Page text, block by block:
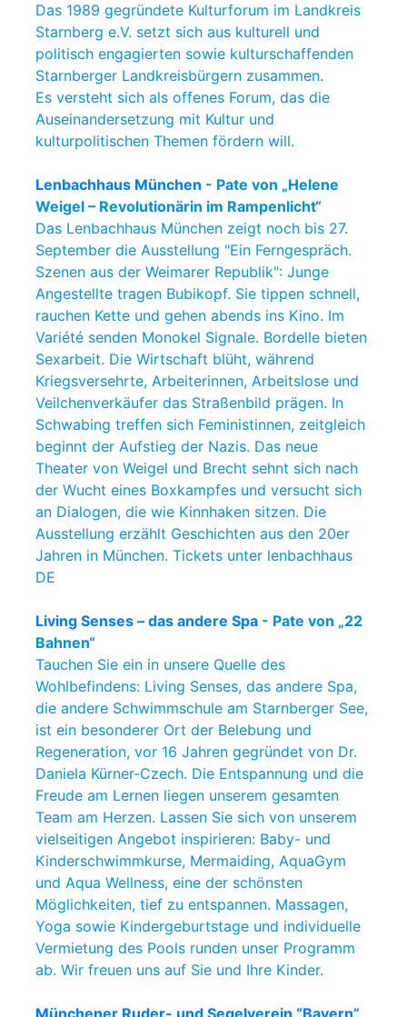
Das 1989 gegründete Kulturforum im Landkreis
Starnberg e.V. setzt sich aus kulturell und
politisch engagierten sowie kulturschaffenden
Starnberger Landkreisbürgern zusammen.
Es versteht sich als offenes Forum, das die
Auseinandersetzung mit Kultur und
kulturpolitischen Themen fördern will.
Lenbachhaus München - Pate von „Helene
Weigel – Revolutionärin im Rampenlicht“
Das Lenbachhaus München zeigt noch bis 27.
September die Ausstellung "Ein Ferngespräch.
Szenen aus der Weimarer Republik": Junge
Angestellte tragen Bubikopf. Sie tippen schnell,
rauchen Kette und gehen abends ins Kino. Im
Variété senden Monokel Signale. Bordelle bieten
Sexarbeit. Die Wirtschaft blüht, während
Kriegsversehrte, Arbeiterinnen, Arbeitslose und
Veilchenverkäufer das Straßenbild prägen. In
Schwabing treffen sich Feministinnen, zeitgleich
beginnt der Aufstieg der Nazis. Das neue
Theater von Weigel und Brecht sehnt sich nach
der Wucht eines Boxkampfes und versucht sich
an Dialogen, die wie Kinnhaken sitzen. Die
Ausstellung erzählt Geschichten aus den 20er
Jahren in München. Tickets unter lenbachhaus
DE
Living Senses – das andere Spa - Pate von „22
Bahnen“
Tauchen Sie ein in unsere Quelle des
Wohlbefindens: Living Senses, das andere Spa,
die andere Schwimmschule am Starnberger See,
ist ein besonderer Ort der Belebung und
Regeneration, vor 16 Jahren gegründet von Dr.
Daniela Kürner-Czech. Die Entspannung und die
Freude am Lernen liegen unserem gesamten
Team am Herzen. Lassen Sie sich von unserem
vielseitigen Angebot inspirieren: Baby- und
Kinderschwimmkurse, Mermaiding, AquaGym
und Aqua Wellness, eine der schönsten
Möglichkeiten, tief zu entspannen. Massagen,
Yoga sowie Kindergeburtstage und individuelle
Vermietung des Pools runden unser Programm
ab. Wir freuen uns auf Sie und Ihre Kinder.
Münchener Ruder- und Segelverein “Bayern”